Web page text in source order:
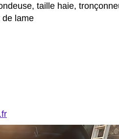
taille haie,
de lame